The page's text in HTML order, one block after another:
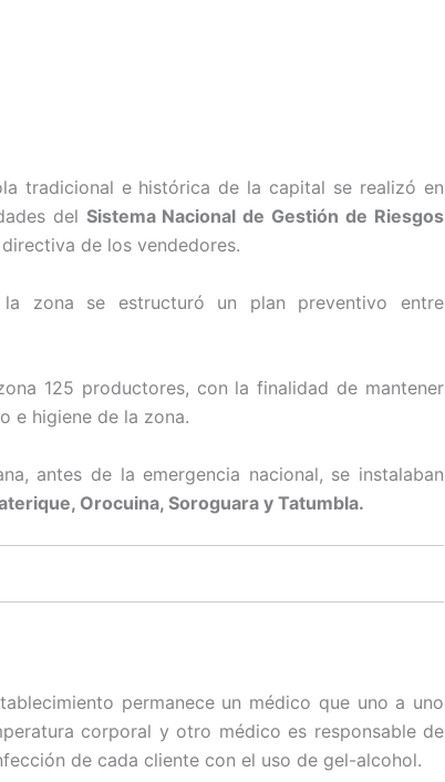
tradicional e histórica de la capital se realizó en
del Sistema Nacional de Gestión de Riesgos
de los vendedores.
zona se estructuró un plan preventivo entre
125 productores, con la finalidad de mantener
e higiene de la zona.
antes de la emergencia nacional, se instalaban
Orocuina, Soroguara y Tatumbla.
permanece un médico que uno a uno
corporal y otro médico es responsable de
de cada cliente con el uso de gel-alcohol.